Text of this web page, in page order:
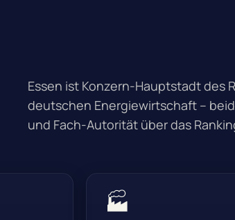
Essen ist Konzern-Hauptstadt des
deutschen Energiewirtschaft –
und Fach-Autorität über das
🏭